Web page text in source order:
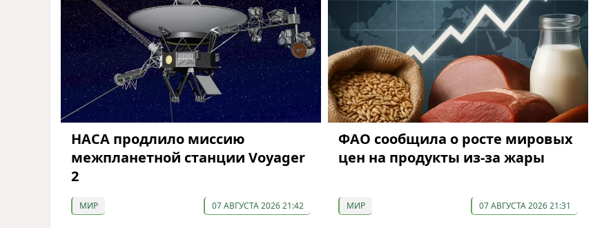
НАСА продлило миссию
межпланетной станции Voyager
2
МИР 07 АВГУСТА 2026 21:42
ФАО сообщила о росте мировых
цен на продукты из-за жары
МИР 07 АВГУСТА 2026 21:31